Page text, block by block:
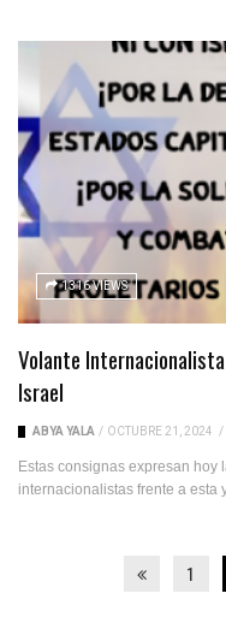
1316 VIEWS
Volante
Israel
ABYA YALA / OCTUBRE 21, 2024 /
Estas consignas expresan hoy
internacionalistas frente a esta
1